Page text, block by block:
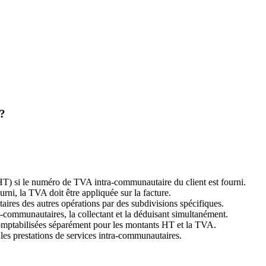
si le numéro de TVA intra-communautaire du client est fourni.
la TVA doit être appliquée sur la facture.
des autres opérations par des subdivisions spécifiques.
la collectant et la déduisant simultanément.
séparément pour les montants HT et la TVA.
prestations de services intra-communautaires.